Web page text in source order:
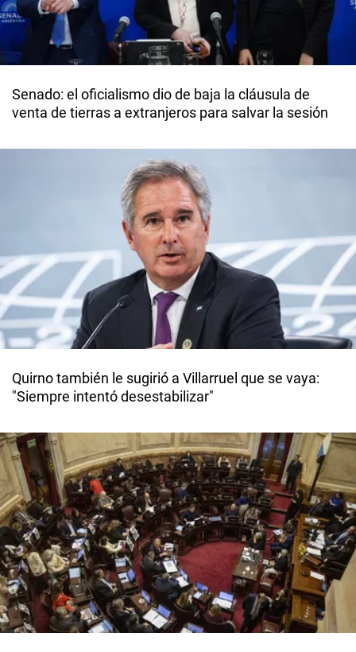
Senado: el oficialismo dio de baja la cláusula de
venta de tierras a extranjeros para salvar la sesión
Quirno también le sugirió a Villarruel que se vaya:
"Siempre intentó desestabilizar"